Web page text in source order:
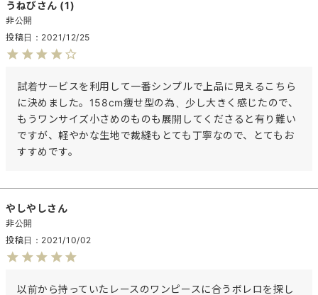
うねび 1
非公開
投稿日
2021/12/25
試着サービスを利用して一番シンプルで上品に見えるこちら
に決めました。158cm痩せ型の為、少し大きく感じたので、
もうワンサイズ小さめのものも展開してくださると有り難い
ですが、軽やかな生地で裁縫もとても丁寧なので、とてもお
すすめです。
やしやし
非公開
投稿日
2021/10/02
以前から持っていたレースのワンピースに合うボレロを探し